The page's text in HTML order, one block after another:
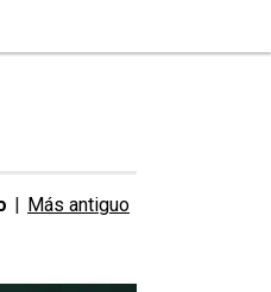
| Más antiguo